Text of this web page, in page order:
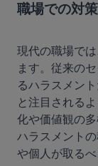
サ
セ
導入事例
活用方法
運営会社
セミナー
お役立ち
職場での対
現代の職場で
ます。従来の
るハラスメン
と注目される
化や価値観の
ハラスメント
や個人が取る